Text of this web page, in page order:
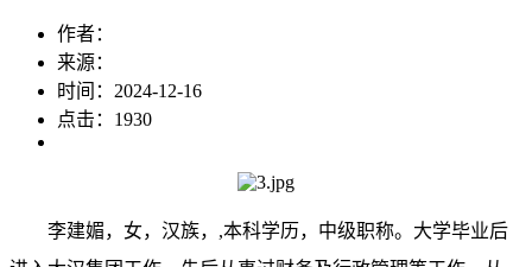
作者：
来源：
时间：2024-12-16
点击： 1930
李建媚，女，汉族，,本科学历，中级职称。大学毕业后